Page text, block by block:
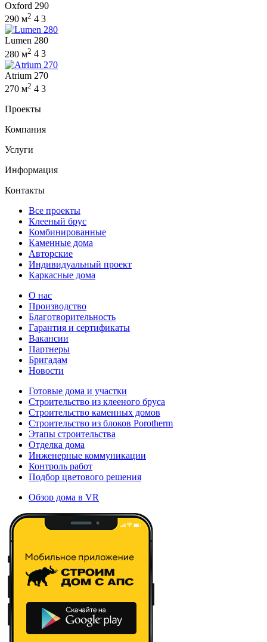
Oxford 290
290 м2 4 3
Lumen 280
280 м2 4 3
Atrium 270
270 м2 4 3
Проекты
Компания
Услуги
Информация
Контакты
Все проекты
Клееный брус
Комбинированные
Каменные дома
Авторские
Индивидуальный проект
Каркасные дома
О нас
Производство
Благотворительность
Гарантия и сертификаты
Вакансии
Партнеры
Бригадам
Новости
Готовые дома и участки
Строительство из клееного бруса
Строительство каменных домов
Строительство из блоков Porotherm
Этапы строительства
Отделка дома
Инженерные коммуникации
Контроль работ
Подбор цветового решения
Обзор дома в VR